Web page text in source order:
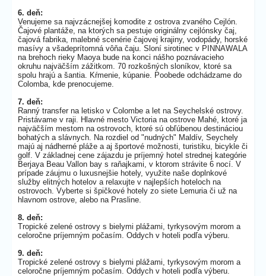
6. deň:
Venujeme sa najvzácnejšej komodite z ostrova zvaného Cejlón.
Čajové plantáže, na ktorých sa pestuje originálny cejlónsky čaj,
čajová fabrika, malebné scenérie čajovej krajiny, vodopády, horské
masívy a všadeprítomná vôňa čaju. Sloní sirotinec v PINNAWALA
na brehoch rieky Maoya bude na konci nášho poznávacieho
okruhu najväčším zážitkom. 70 rozkošných sloníkov, ktoré sa
spolu hrajú a šantia. Kŕmenie, kúpanie. Poobede odchádzame do
Colomba, kde prenocujeme.
7. deň:
Ranný transfer na letisko v Colombe a let na Seychelské ostrovy.
Pristávame v raji. Hlavné mesto Victoria na ostrove Mahé, ktoré ja
najväčším mestom na ostrovoch, ktoré sú obľúbenou destináciou
bohatých a slávnych. Na rozdiel od "nudných" Maldív, Seychely
majú aj nádherné pláže a aj športové možnosti, turistiku, bicykle či
golf. V základnej cene zájazdu je príjemný hotel strednej kategórie
Berjaya Beau Vallon bay s raňajkami, v ktorom strávite 6 nocí. V
prípade záujmu o luxusnejšie hotely, využite naše doplnkové
služby elitných hotelov a relaxujte v najlepších hoteloch na
ostrovoch. Vyberte si špičkové hotely zo siete Lemuria či už na
hlavnom ostrove, alebo na Prasline.
8. deň:
Tropické zelené ostrovy s bielymi plážami, tyrkysovým morom a
celoročne príjemným počasím. Oddych v hoteli podľa výberu.
9. deň:
Tropické zelené ostrovy s bielymi plážami, tyrkysovým morom a
celoročne príjemným počasím. Oddych v hoteli podľa výberu.